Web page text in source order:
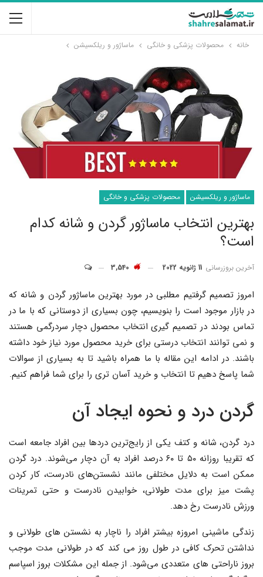
خانه محصولات پزشکی و خانگی ماساژور و ریلکسیشن
ماساژور و ریلکسیشن محصولات پزشکی و خانگی
بهترین انتخاب ماساژور گردن و شانه کدام
است؟
آخرین بروزرسانی 11 ژانویه 2022 3,540
امروز تصمیم گرفتیم مطلبی در مورد بهترین ماساژور گردن و شانه که
در بازار موجود است را بنویسیم، چون بسیاری از دوستانی که با ما در
تماس بودند در تصمیم گیری انتخاب محصول دچار سردرگمی هستند
و نمی توانند انتخاب درستی برای خرید محصول مورد نیاز خود داشته
باشند. در ادامه این مقاله با ما همراه باشید تا به بسیاری از سوالات
شما پاسخ دهیم تا انتخاب و خرید آسان تری را برای شما فراهم کنیم.
گردن درد و نحوه ایجاد آن
درد گردن، شانه و کتف یکی از رایج‌ترین دردها بین افراد جامعه است
که تقریبا روزانه ۵۰ تا ۶۰ درصد افراد به آن دچار می‌شوند. درد گردن
ممکن است به دلایل مختلفی مانند نشستن‌های نادرست، کار کردن
پشت میز برای مدت طولانی، خوابیدن نادرست و حتی تمرینات
ورزش نادرست رخ دهد.
زندگی ماشینی امروزه بیشتر افراد را ناچار به نشستن های طولانی و
نداشتن تحرک کافی در طول روز می کند که در طولانی مدت موجب
بروز ناراحتی های متعددی می‌شود. از جمله این مشکلات بروز اسپاسم